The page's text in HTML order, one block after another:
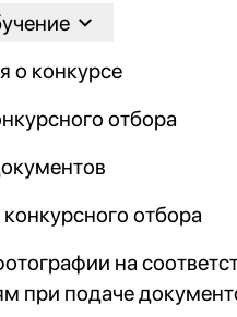
о конкурсе
отбора
конкурсного отбора
на
при подаче